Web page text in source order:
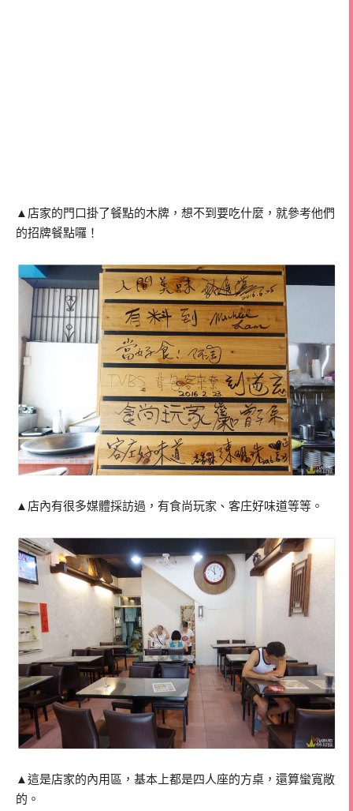
▲店家的門口掛了餐點的木牌，想不到要吃什麼，就參考他們
的招牌餐點囉！
▲店內有很多媒體採訪過，有食尚玩家、客庄好味道等等。
▲這是店家的內用區，基本上都是四人座的方桌，還算蠻寬敞
的。